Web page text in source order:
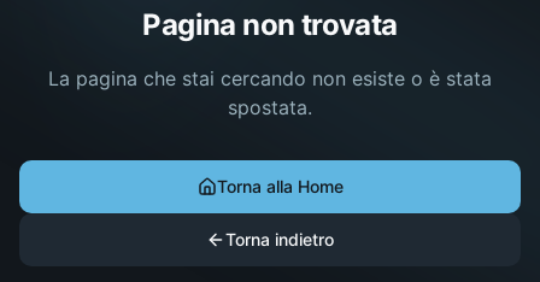
Pagina non trovata
La pagina che stai cercando non esiste o è stata
spostata.
Torna alla Home
Torna indietro